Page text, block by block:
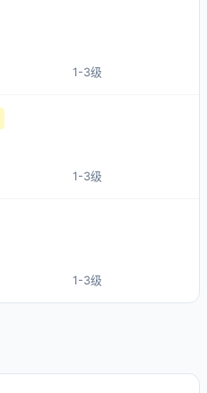
1-3级
1-3级
1-3级